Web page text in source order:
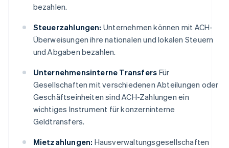
bezahlen.
Steuerzahlungen: Unternehmen können mit ACH-
Überweisungen ihre nationalen und lokalen Steuern
und Abgaben bezahlen.
Unternehmensinterne Transfers Für
Gesellschaften mit verschiedenen Abteilungen oder
Geschäftseinheiten sind ACH-Zahlungen ein
wichtiges Instrument für konzerninterne
Geldtransfers.
Mietzahlungen: Hausverwaltungsgesellschaften